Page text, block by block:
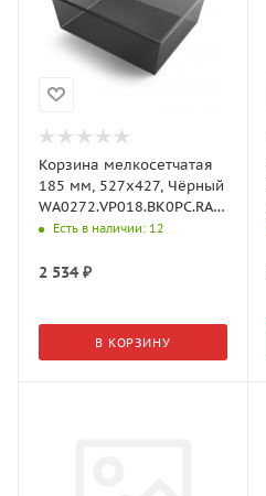
Корзина мелкосетчатая
185 мм, 527х427, Чёрный
WA0272.VP018.BK0PC.RA
Aristo
Есть в наличии: 12
2 534₽
В КОРЗИНУ